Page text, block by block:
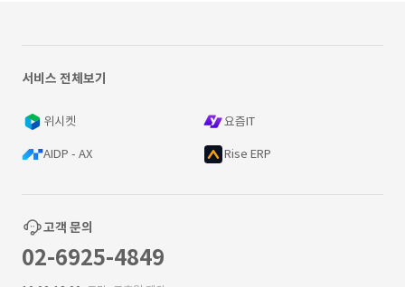
서비스 전체보기
위시켓 요즘IT
AIDP - AX Rise ERP
고객 문의
02-6925-4849